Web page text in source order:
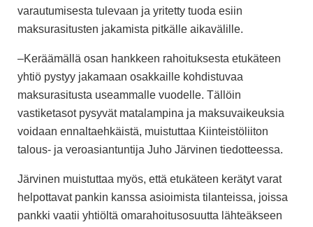
varautumisesta tulevaan ja yritetty tuoda esiin
maksurasitusten jakamista pitkälle aikavälille.
–Keräämällä osan hankkeen rahoituksesta etukäteen
yhtiö pystyy jakamaan osakkaille kohdistuvaa
maksurasitusta useammalle vuodelle. Tällöin
vastiketasot pysyvät matalampina ja maksuvaikeuksia
voidaan ennaltaehkäistä, muistuttaa Kiinteistöliiton
talous- ja veroasiantuntija Juho Järvinen tiedotteessa.
Järvinen muistuttaa myös, että etukäteen kerätyt varat
helpottavat pankin kanssa asioimista tilanteissa, joissa
pankki vaatii yhtiöltä omarahoitusosuutta lähteäkseen